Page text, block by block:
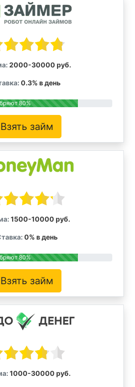
2000-30000 руб.
0.3% в день
80%
Взять займ
1500-10000 руб.
0% в день
80%
Взять займ
1000-30000 руб.